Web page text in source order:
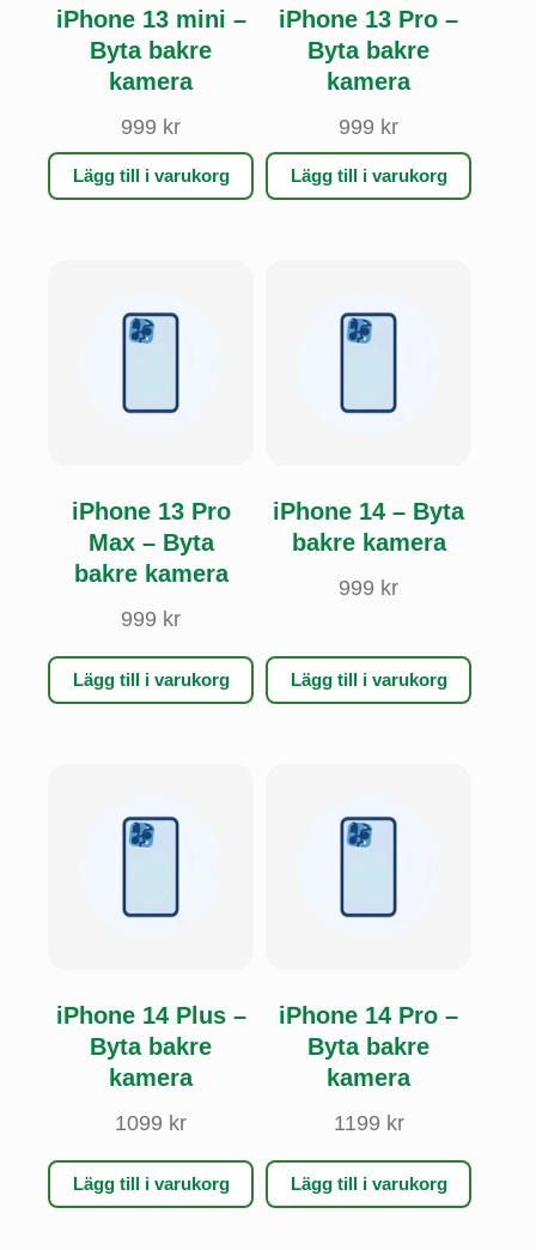
iPhone 13 mini –
Byta bakre
kamera
999 kr
Lägg till i varukorg
iPhone 13 Pro –
Byta bakre
kamera
999 kr
Lägg till i varukorg
iPhone 13 Pro
Max – Byta
bakre kamera
999 kr
Lägg till i varukorg
iPhone 14 – Byta
bakre kamera
999 kr
Lägg till i varukorg
iPhone 14 Plus –
Byta bakre
kamera
1099 kr
Lägg till i varukorg
iPhone 14 Pro –
Byta bakre
kamera
1199 kr
Lägg till i varukorg